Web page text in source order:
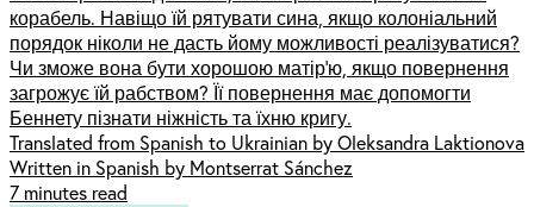
корабель. Навіщо їй рятувати сина, якщо колоніальний
порядок ніколи не дасть йому можливості реалізуватися?
Чи зможе вона бути хорошою матір’ю, якщо повернення
загрожує їй рабством? Її повернення має допомогти
Беннету пізнати ніжність та їхню кригу.
Translated from Spanish to Ukrainian by Oleksandra Laktionova
Written in Spanish by Montserrat Sánchez
7 minutes read